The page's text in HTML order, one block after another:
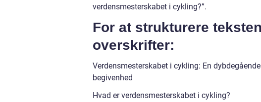
verdensmesterskabet i cykling?”.
For at strukturere
overskrifter:
Verdensmesterskabet i cykling: En
begivenhed
Hvad er verdensmesterskabet i cykling?